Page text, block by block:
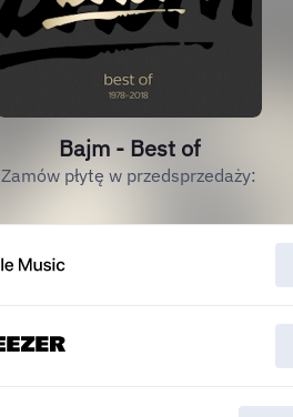
Bajm - Best of
Zamów płytę w przedsprzedaży: